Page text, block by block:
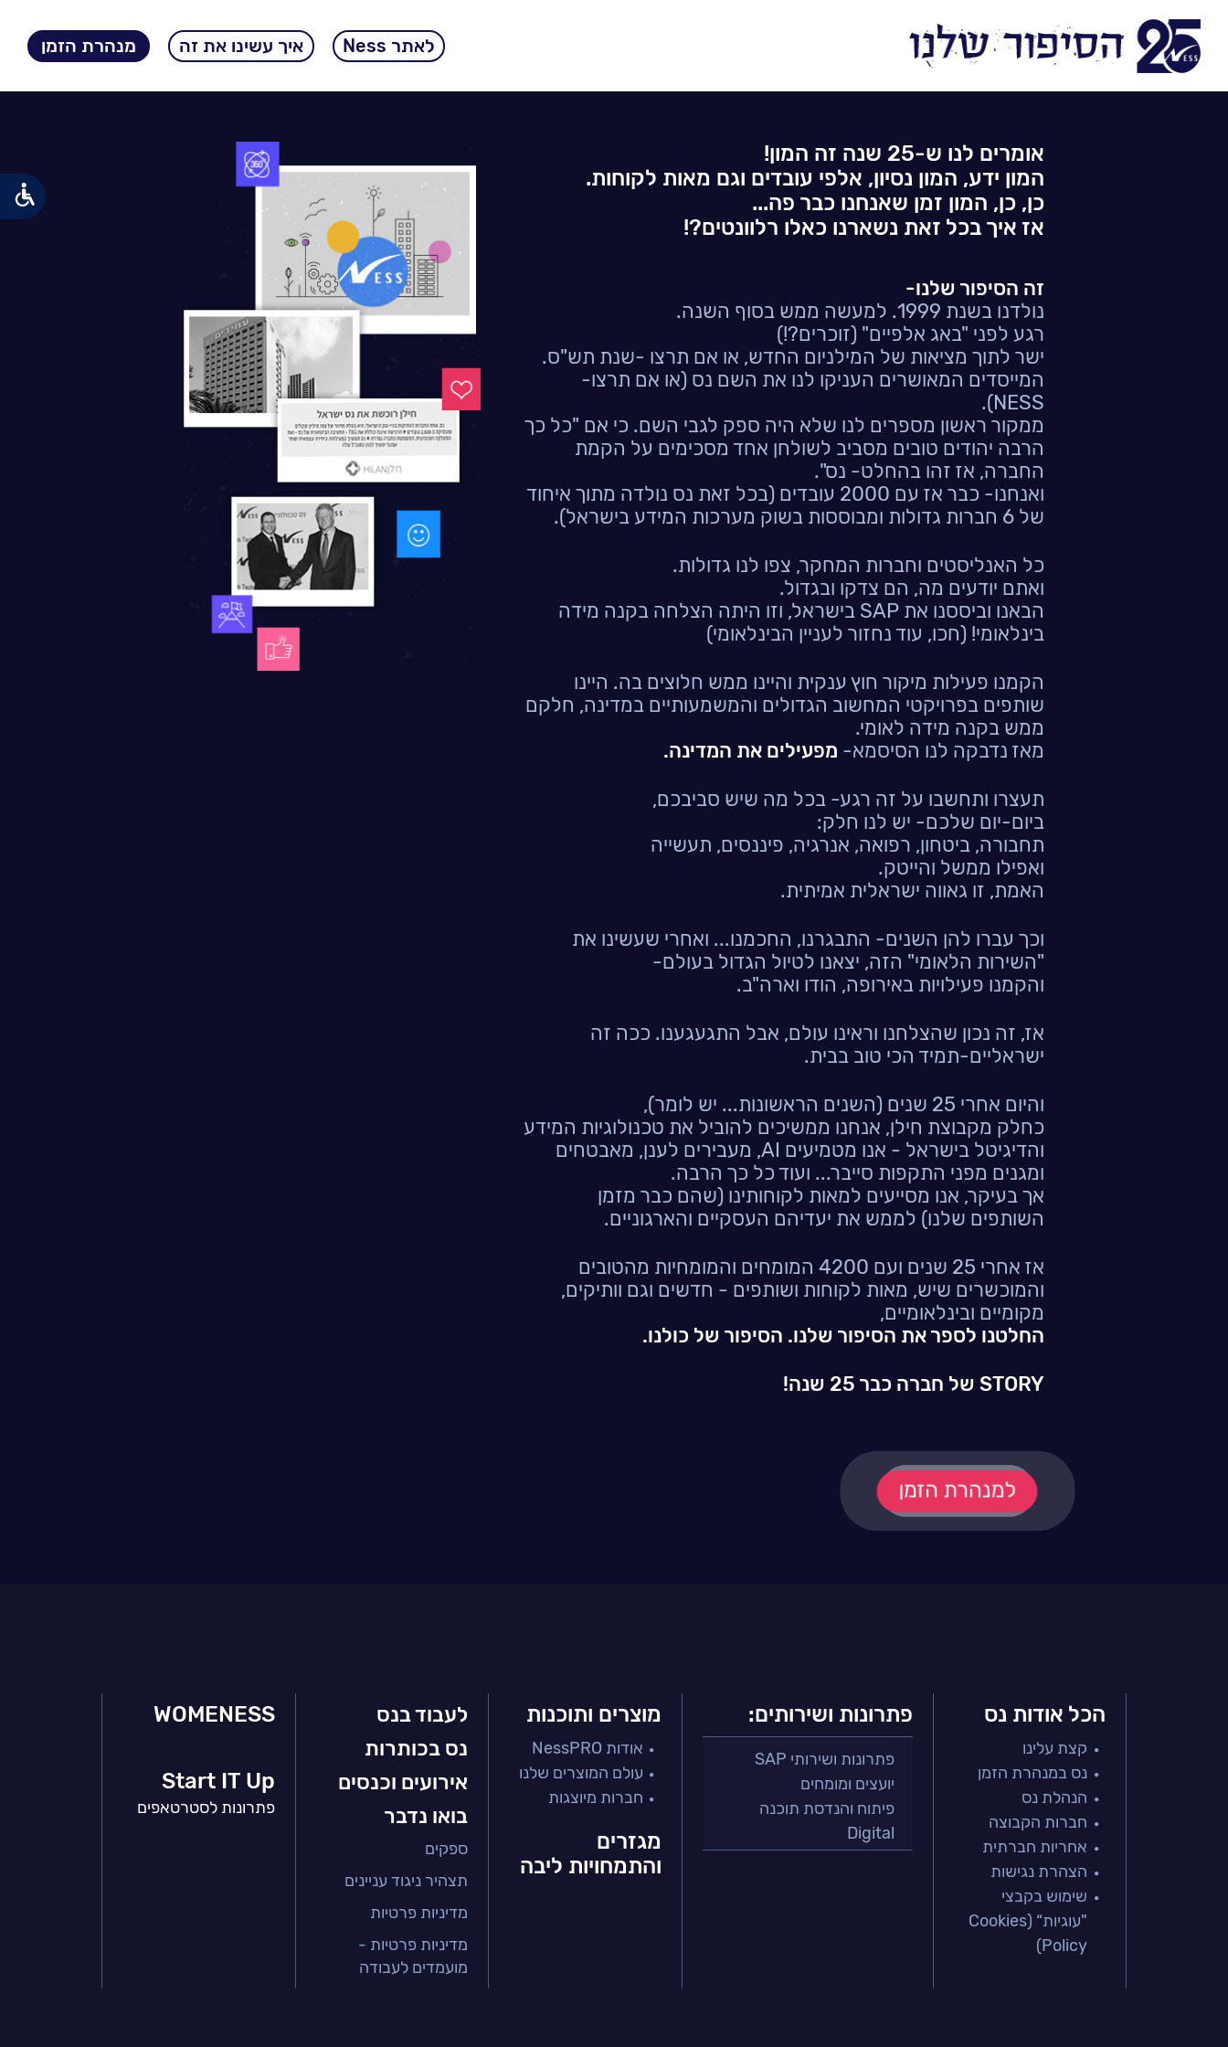
לאתר Ness איך עשינו את זה מנהרת הזמן
אומרים לנו ש-25 שנה זה המון!
המון ידע, המון נסיון, אלפי עובדים וגם מאות לקוחות.
כן, כן, המון זמן שאנחנו כבר פה...
אז איך בכל זאת נשארנו כאלו רלוונטים?!
זה הסיפור שלנו-
נולדנו בשנת 1999. למעשה ממש בסוף השנה.
רגע לפני "באג אלפיים" (זוכרים?!)
ישר לתוך מציאות של המילניום החדש, או אם תרצו -שנת תש"ס.
המייסדים המאושרים העניקו לנו את השם נס (או אם תרצו-
NESS).
ממקור ראשון מספרים לנו שלא היה ספק לגבי השם. כי אם "כל כך
הרבה יהודים טובים מסביב לשולחן אחד מסכימים על הקמת
החברה, אז זהו בהחלט- נס".
ואנחנו- כבר אז עם 2000 עובדים (בכל זאת נס נולדה מתוך איחוד
של 6 חברות גדולות ומבוססות בשוק מערכות המידע בישראל).
כל האנליסטים וחברות המחקר, צפו לנו גדולות.
ואתם יודעים מה, הם צדקו ובגדול.
הבאנו וביססנו את SAP בישראל, וזו היתה הצלחה בקנה מידה
בינלאומי! (חכו, עוד נחזור לעניין הבינלאומי)
הקמנו פעילות מיקור חוץ ענקית והיינו ממש חלוצים בה. היינו
שותפים בפרויקטי המחשוב הגדולים והמשמעותיים במדינה, חלקם
ממש בקנה מידה לאומי.
מאז נדבקה לנו הסיסמא- מפעילים את המדינה.
תעצרו ותחשבו על זה רגע- בכל מה שיש סביבכם,
ביום-יום שלכם- יש לנו חלק:
תחבורה, ביטחון, רפואה, אנרגיה, פיננסים, תעשייה
ואפילו ממשל והייטק.
האמת, זו גאווה ישראלית אמיתית.
וכך עברו להן השנים- התבגרנו, החכמנו... ואחרי שעשינו את
"השירות הלאומי" הזה, יצאנו לטיול הגדול בעולם-
והקמנו פעילויות באירופה, הודו וארה"ב.
אז, זה נכון שהצלחנו וראינו עולם, אבל התגעגענו. ככה זה
ישראליים-תמיד הכי טוב בבית.
והיום אחרי 25 שנים (השנים הראשונות... יש לומר),
כחלק מקבוצת חילן, אנחנו ממשיכים להוביל את טכנולוגיות המידע
והדיגיטל בישראל - אנו מטמיעים AI, מעבירים לענן, מאבטחים
ומגנים מפני התקפות סייבר... ועוד כל כך הרבה.
אך בעיקר, אנו מסייעים למאות לקוחותינו (שהם כבר מזמן
השותפים שלנו) לממש את יעדיהם העסקיים והארגוניים.
אז אחרי 25 שנים ועם 4200 המומחים והמומחיות מהטובים
והמוכשרים שיש, מאות לקוחות ושותפים - חדשים וגם וותיקים,
מקומיים ובינלאומיים,
החלטנו לספר את הסיפור שלנו. הסיפור של כולנו.
STORY של חברה כבר 25 שנה!
למנהרת הזמן
הכל אודות נס
קצת עלינו
נס במנהרת הזמן
הנהלת נס
חברות הקבוצה
אחריות חברתית
הצהרת נגישות
שימוש בקבצי
"עוגיות“ (Cookies
Policy)
פתרונות ושירותים:
פתרונות ושירותי SAP
יועצים ומומחים
פיתוח והנדסת תוכנה
Digital
מוצרים ותוכנות
אודות NessPRO
עולם המוצרים שלנו
חברות מיוצגות
מגזרים
והתמחויות ליבה
לעבוד בנס
נס בכותרות
אירועים וכנסים
בואו נדבר
ספקים
תצהיר ניגוד עניינים
מדיניות פרטיות
מדיניות פרטיות -
מועמדים לעבודה
WOMENESS
Start IT Up
פתרונות לסטרטאפים